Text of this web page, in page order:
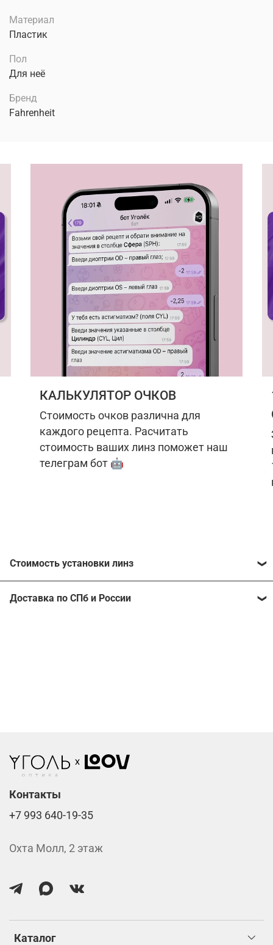
Материал
Пластик
Пол
Для неё
Бренд
Fahrenheit
КАЛЬКУЛЯТОР ОЧКОВ
Стоимость очков различна для
каждого рецепта. Расчитать
стоимость ваших линз поможет наш
телеграм бот 🤖
Стоимость установки линз
Расчитать стоимость ваших линз поможет
Доставка по СПб и России
Каталог
Контакты
+7 993 640-19-35
Охта Молл, 2 этаж